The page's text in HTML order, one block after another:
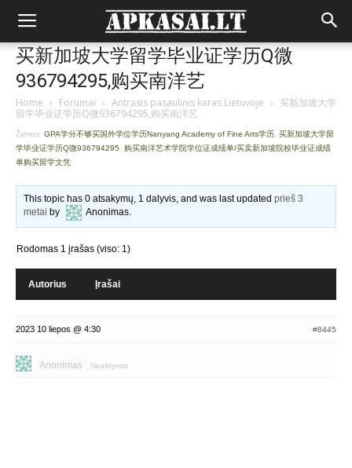
买新加坡大学留学毕业证学历Q微
936794295,购买南洋艺
Home › Forumai › Antrasis pasaulinis karas Lietuvoje › 买新加坡大学
留学毕业证学历Q微936794295,购买南洋艺
Žymos: GPA学分不够买国外学位学历Nanyang Academy of Fine Arts学历 买新加坡大学留
学毕业证学历Q微936794295
购买南洋艺术学院学位证成绩单/买卖新加坡院校毕业证成绩
单购买留学文凭
This topic has 0 atsakymų, 1 dalyvis, and was last updatedprieš 3
metai by Anonimas.
Rodomas 1 įrašas (viso: 1)
Autorius Įrašai
2023 10 liepos @ 4:30 #8445
Anonimas Neaktyvus